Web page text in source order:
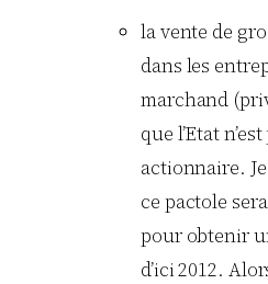
la vente de
dans les
marchand
que l’Etat
actionnaire.
ce pactole
pour obtenir
d’ici 2012.